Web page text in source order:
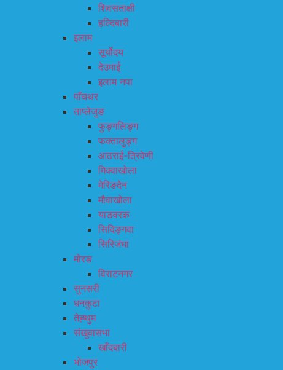
शिवसताक्षी
हल्दिबारी
इलाम
सूर्योदय
देउमाई
इलाम नपा
पाँचथर
ताप्लेजुङ
फुङ्गलिङ्ग
फक्तालुङ्ग
आठराई-त्रिवेणी
मिक्वाखोला
मेरिङदेन
मौवाखोला
याङवरक
सिदिङ्गवा
सिरिजंघा
मोरङ
विराटनगर
सुनसरी
धनकुटा
तेह्थुम
संखुवासभा
खाँदबारी
भोजपुर